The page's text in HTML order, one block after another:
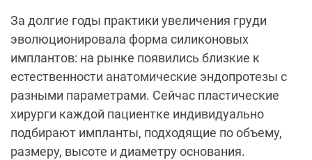
За долгие годы практики увеличения груди
эволюционировала форма силиконовых
имплантов: на рынке появились близкие к
естественности анатомические эндопротезы с
разными параметрами. Сейчас пластические
хирурги каждой пациентке индивидуально
подбирают импланты, подходящие по объему,
размеру, высоте и диаметру основания.